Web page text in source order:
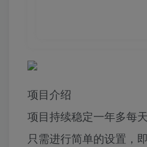
项目介绍
项目持续稳定一年多每
只需进行简单的设置，